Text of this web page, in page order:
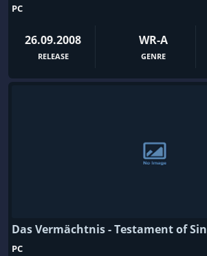
PC
26.09.2008
RELEASE
WR-A
GENRE
Das Vermächtnis - Testament of Sin
PC